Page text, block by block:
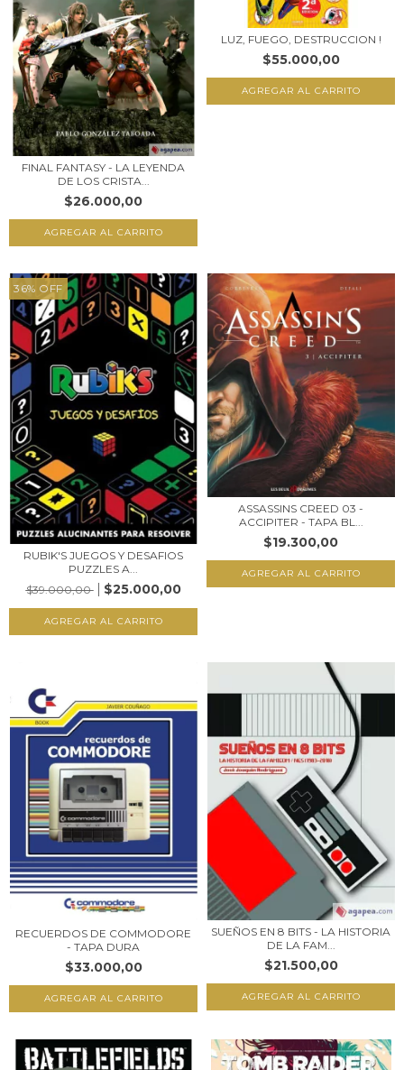
FINAL FANTASY - LA LEYENDA
DE LOS CRISTA...
$26.000,00
LUZ, FUEGO, DESTRUCCION !
$55.000,00
36% OFF
RUBIK'S JUEGOS Y DESAFIOS
PUZZLES A...
$39.000,00
$25.000,00
ASSASSINS CREED 03 -
ACCIPITER - TAPA BL...
$19.300,00
RECUERDOS DE COMMODORE
- TAPA DURA
$33.000,00
SUEÑOS EN 8 BITS - LA HISTORIA
DE LA FAM...
$21.500,00